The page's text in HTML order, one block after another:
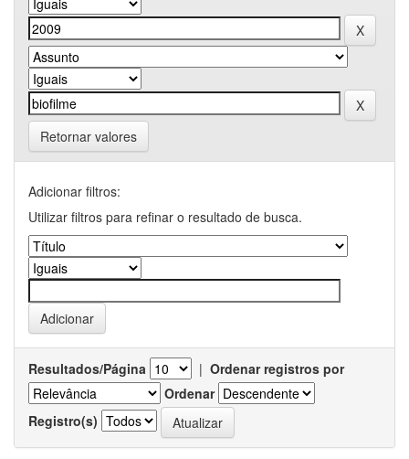
Retornar valores
Adicionar filtros:
Utilizar filtros para refinar o resultado de busca.
Resultados/Página | Ordenar registros por
Ordenar
Registro(s)